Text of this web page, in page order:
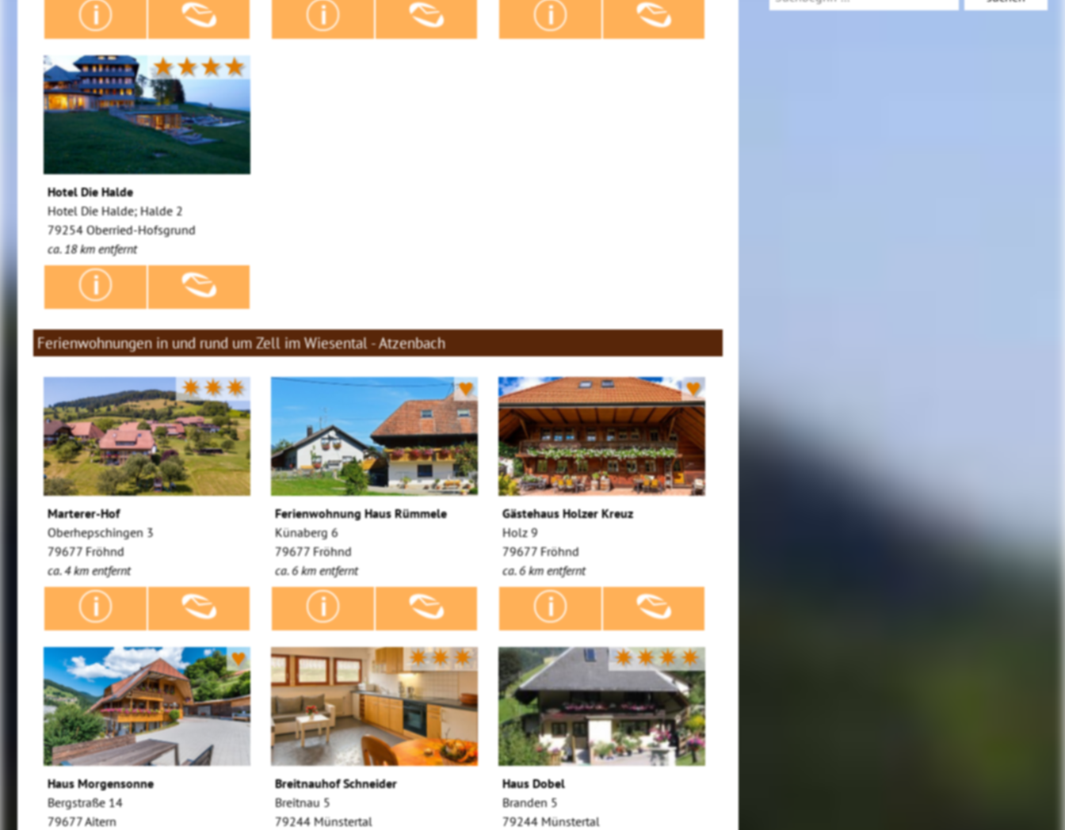
★★★★
Hotel Die Halde
Hotel Die Halde; Halde 2
79254 Oberried-Hofsgrund
ca. 18 km entfernt
Ferienwohnungen in und rund um Zell im Wiesental - Atzenbach
✷✷✷
Marterer-Hof
Oberhepschingen 3
79677 Fröhnd
ca. 4 km entfernt
♥
Ferienwohnung Haus Rümmele
Künaberg 6
79677 Fröhnd
ca. 6 km entfernt
♥
Gästehaus Holzer Kreuz
Holz 9
79677 Fröhnd
ca. 6 km entfernt
♥
Haus Morgensonne
Bergstraße 14
79677 Aitern
✷✷✷
Breitnauhof Schneider
Breitnau 5
79244 Münstertal
✷✷✷✷
Haus Dobel
Branden 5
79244 Münstertal